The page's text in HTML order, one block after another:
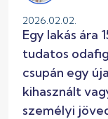
2026.02.02.
Egy lakás ára
tudatos
csupán egy
kihasznált
személyi